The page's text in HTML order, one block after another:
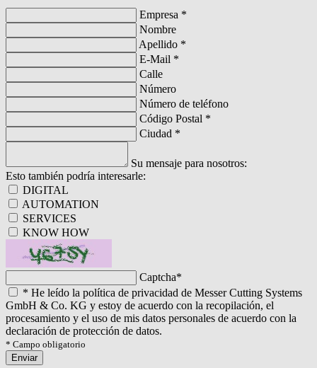
Empresa *
Nombre
Apellido *
E-Mail *
Calle
Número
Número de teléfono
Código Postal *
Ciudad *
Su mensaje para nosotros:
Esto también podría interesarle:
DIGITAL
AUTOMATION
SERVICES
KNOW HOW
Captcha*
* He leído la política de privacidad de Messer Cutting Systems
GmbH & Co. KG y estoy de acuerdo con la recopilación, el
procesamiento y el uso de mis datos personales de acuerdo con la
declaración de protección de datos.
* Campo obligatorio
Enviar